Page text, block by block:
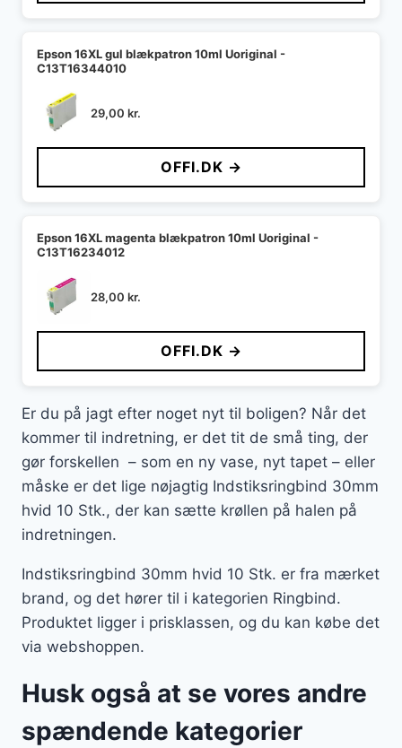
Epson 16XL gul blækpatron 10ml Uoriginal -
C13T16344010
29,00 kr.
OFFI.DK →
Epson 16XL magenta blækpatron 10ml Uoriginal -
C13T16234012
28,00 kr.
OFFI.DK →
Er du på jagt efter noget nyt til boligen? Når det
kommer til indretning, er det tit de små ting, der
gør forskellen – som en ny vase, nyt tapet – eller
måske er det lige nøjagtig Indstiksringbind 30mm
hvid 10 Stk., der kan sætte krøllen på halen på
indretningen.
Indstiksringbind 30mm hvid 10 Stk. er fra mærket
brand, og det hører til i kategorien Ringbind.
Produktet ligger i prisklassen, og du kan købe det
via webshoppen.
Husk også at se vores andre
spændende kategorier